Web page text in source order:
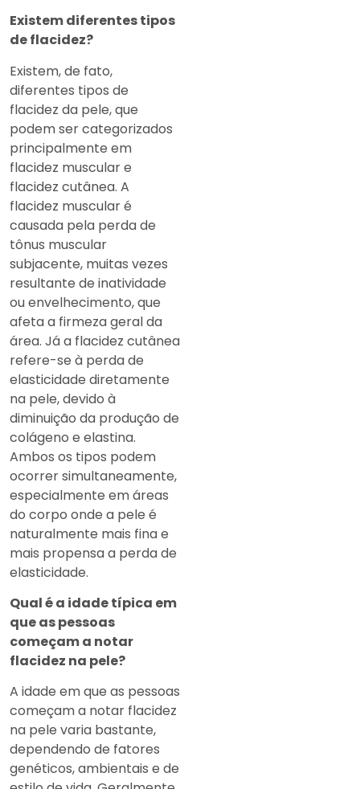
Existem diferentes tipos
de flacidez?
Existem, de fato,
diferentes tipos de
flacidez da pele, que
podem ser categorizados
principalmente em
flacidez muscular e
flacidez cutânea. A
flacidez muscular é
causada pela perda de
tônus muscular
subjacente, muitas vezes
resultante de inatividade
ou envelhecimento, que
afeta a firmeza geral da
área. Já a flacidez cutânea
refere-se à perda de
elasticidade diretamente
na pele, devido à
diminuição da produção de
colágeno e elastina.
Ambos os tipos podem
ocorrer simultaneamente,
especialmente em áreas
do corpo onde a pele é
naturalmente mais fina e
mais propensa a perda de
elasticidade.
Qual é a idade típica em
que as pessoas
começam a notar
flacidez na pele?
A idade em que as pessoas
começam a notar flacidez
na pele varia bastante,
dependendo de fatores
genéticos, ambientais e de